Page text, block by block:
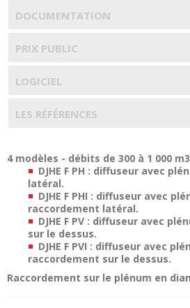
DOCUMENTATION
PRIX PUBLIC
LOGICIEL
LES RÉFÉRENCES
4 modèles - débits de 300 à 1 000
DJHE F PH : diffuseur avec
latéral.
DJHE F PHI : diffuseur avec
raccordement latéral.
DJHE F PV : diffuseur avec
sur le dessus.
DJHE F PVI : diffuseur avec
raccordement sur le dessus.
Raccordement sur le plénum en